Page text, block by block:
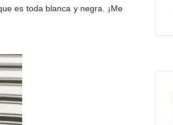
es toda blanca y negra. ¡Me